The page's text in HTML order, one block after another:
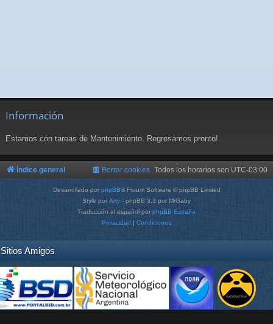
Información
Estamos con tareas de Mantenimiento. Regresamos pronto!
Índice general Todos los horarios son UTC-03:00
Borrar cookies
Desarrollado por phpBB® Forum Software © phpBB Limited
Style por Arty - phpBB 3.3 por MrGaby
Traducción al español por phpBB España
Privacidad | Condiciones
Sitios Amigos